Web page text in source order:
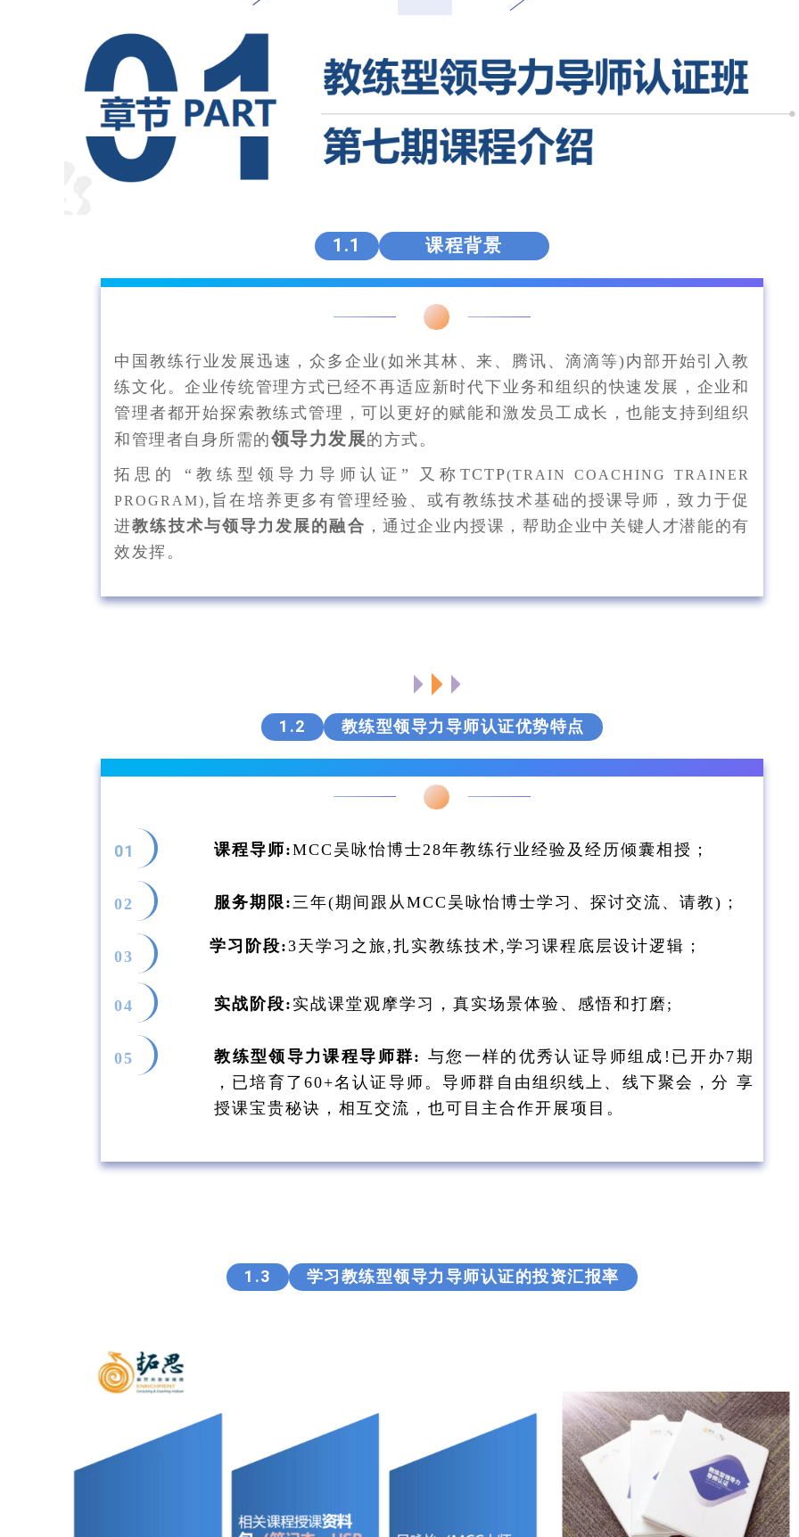
1.1 课程背景
中国教练行业发展迅速，众多企业(如米其林、来、腾讯、滴滴等)内部开始引入教
练文化。企业传统管理方式已经不再适应新时代下业务和组织的快速发展，企业和
管理者都开始探索教练式管理，可以更好的赋能和激发员工成长，也能支持到组织
和管理者自身所需的领导力发展的方式。
拓思的 “教练型领导力导师认证”
又称TCTP(TRAIN COACHING TRAINER
PROGRAM), 旨在培养更多有管理经验、或有教练技术基础的授课导师，致力于促
进教练技术与领导力发展的融合 ，通过企业内授课，帮助企业中关键人才潜能的有
效发挥。
1.2 教练型领导力导师认证优势特点
01 课程导师:MCC吴咏怡博士28年教练行业经验及经历倾囊相授；
02 服务期限:三年(期间跟从MCC吴咏怡博士学习、探讨交流、请教)；
03
学习阶段:3天学习之旅,扎实教练技术,学习课程底层设计逻辑；
04 实战阶段: 实战课堂观摩学习，真实场景体验、感悟和打磨;
05 教练型领导力课程导师群: 与您一样的优秀认证导师组成!已开办7期
，已培育了60+名认证导师。导师群自由组织线上、线下聚会，分 享
授课宝贵秘诀，相互交流，也可目主合作开展项目。
1.3 学习教练型领导力导师认证的投资汇报率